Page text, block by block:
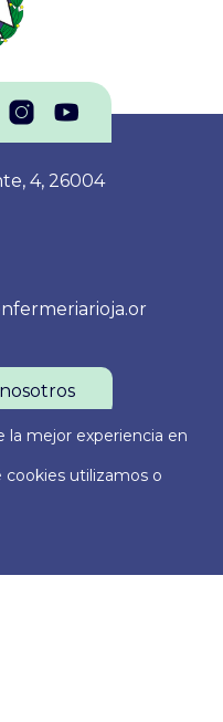
4, 26004
Cookies
la mejor experiencia en
cookies utilizamos o